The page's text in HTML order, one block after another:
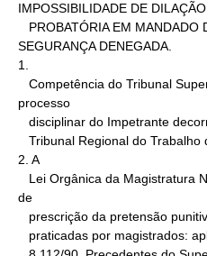
IMPOSSIBILIDADE DE DILAÇÃO
SEGURANÇA DENEGADA.
1.
processo
2. A
de